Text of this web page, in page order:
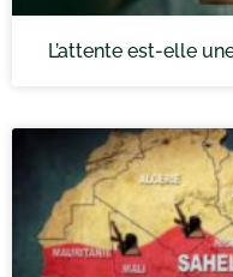
L’attente est-elle